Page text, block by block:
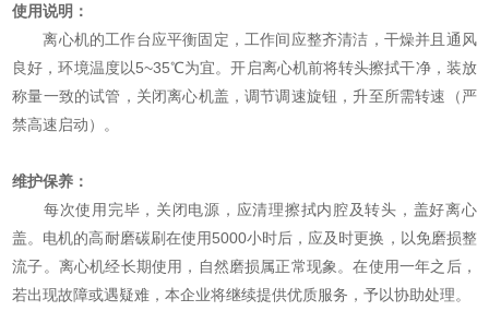
使用说明：
离心机的工作台应平衡固定，工作间应整齐清洁，干燥并且通风
良好，环境温度以5~35℃为宜。开启离心机前将转头擦拭干净，装放
称量一致的试管，关闭离心机盖，调节调速旋钮，升至所需转速（严
禁高速启动）。
维护保养：
每次使用完毕，关闭电源，应清理擦拭内腔及转头，盖好离心
盖。电机的高耐磨碳刷在使用5000小时后，应及时更换，以免磨损整
流子。离心机经长期使用，自然磨损属正常现象。在使用一年之后，
若出现故障或遇疑难，本企业将继续提供优质服务，予以协助处理。